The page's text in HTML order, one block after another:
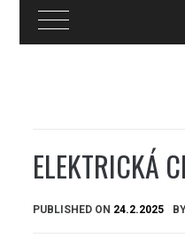
ELEKTRICKÁ
PUBLISHED ON 24.2.2025